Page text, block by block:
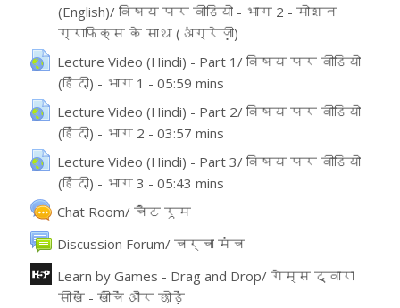
(English)/ विषय पर वीडियो - भाग 2 - मोशन
ग्राफिक्स के साथ (अंग्रेज़ी)
URL
Lecture Video (Hindi) - Part 1/ विषय पर वीडियो
(हिंदी) - भाग 1 - 05:59 mins
URL
Lecture Video (Hindi) - Part 2/ विषय पर वीडियो
(हिंदी) - भाग 2 - 03:57 mins
URL
Lecture Video (Hindi) - Part 3/ विषय पर वीडियो
(हिंदी) - भाग 3 - 05:43 mins
URL
Chat Room/ चैट रूम
Discussion Forum/ चर्चा मंच
వేదిక
Learn by Games - Drag and Drop/ गेम्स द्वारा
सीखें - खींचें और छोड़ेंఇంటరాక్టివ్ కంటెంట్